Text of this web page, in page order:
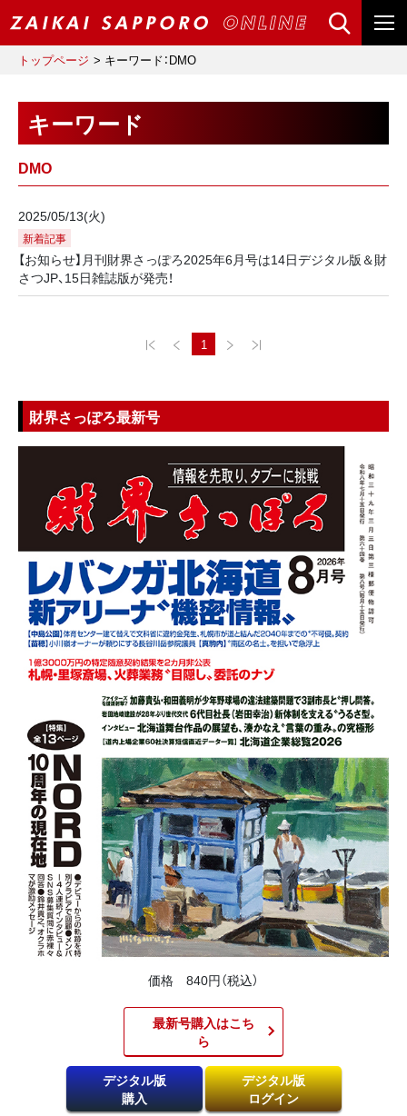
トップページ キーワード：DMO
キーワード
DMO
2025/05/13(火)
新着記事
【お知らせ】月刊財界さっぽろ2025年6月号は14日デジタル版＆財
さつJP、15日雑誌版が発売！
1
財界さっぽろ最新号
価格 840円（税込）
最新号購入はこち
ら​
デジタル版
購入
デジタル版
ログイン